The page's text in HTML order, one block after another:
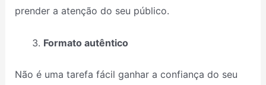
prender a atenção do seu público.
Formato autêntico
Não é uma tarefa fácil ganhar a confiança do seu